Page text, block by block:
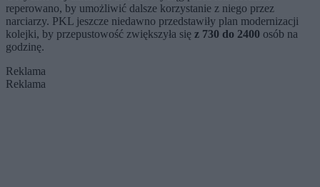
reperowano, by umożliwić dalsze korzystanie z niego przez
narciarzy. PKL jeszcze niedawno przedstawiły plan modernizacji
kolejki, by przepustowość zwiększyła się z 730 do 2400 osób na
godzinę.
Reklama
Reklama